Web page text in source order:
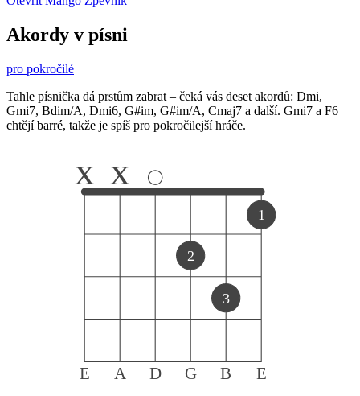
Akordy v písni
pro pokročilé
Tahle písnička dá prstům zabrat – čeká vás deset akordů: Dmi,
Gmi7, Bdim/A, Dmi6, G#im, G#im/A, Cmaj7 a další. Gmi7 a F6
chtějí barré, takže je spíš pro pokročilejší hráče.
E A D G B E
x x
2
3
1